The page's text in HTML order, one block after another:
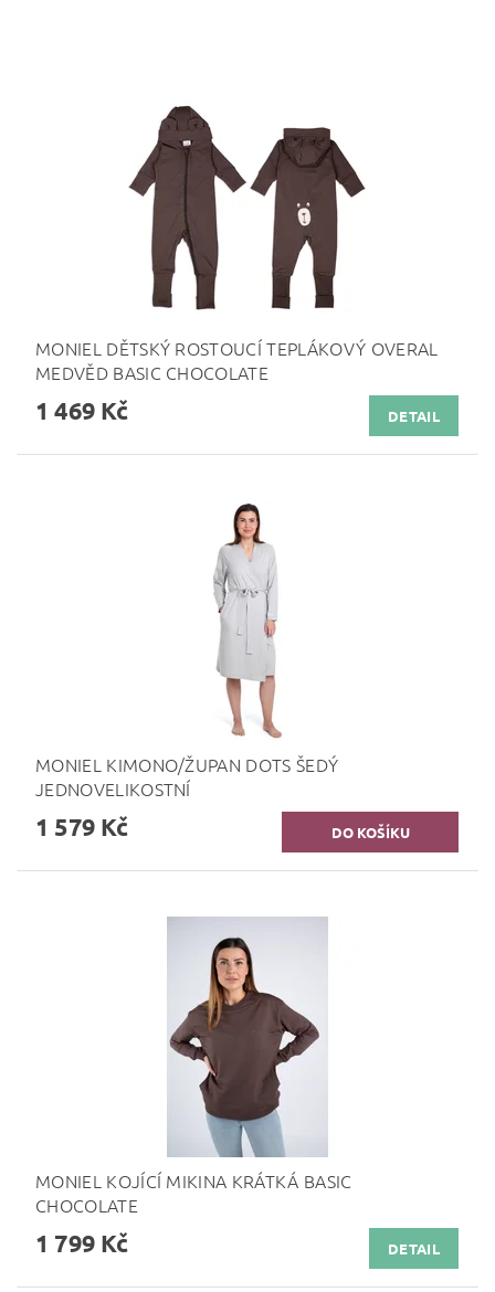
MONIEL DĚTSKÝ ROSTOUCÍ TEPLÁKOVÝ OVERAL
MEDVĚD BASIC CHOCOLATE
1 469 Kč DETAIL
MONIEL KIMONO/ŽUPAN DOTS ŠEDÝ
JEDNOVELIKOSTNÍ
1 579 Kč
MONIEL KOJÍCÍ MIKINA KRÁTKÁ BASIC
CHOCOLATE
1 799 Kč DETAIL